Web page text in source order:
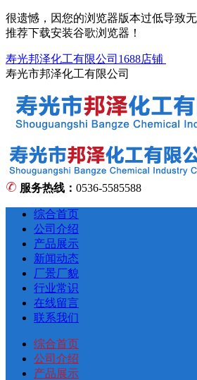
很遗憾，因您的浏览器版本过低导致
推荐下载安装谷歌浏览器！
寿光邦泽化工有限公司1688店铺
寿光市邦泽化工有限公司
服务热线： 0536-5585588
综合首页
公司介绍
产品展示
新闻动态
厂景厂貌
行业常识
在线留言
联系我们
综合首页
公司介绍
产品展示